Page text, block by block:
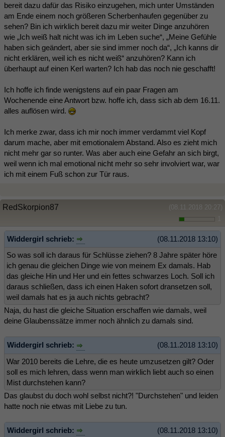
bereit dazu dafür das Risiko einzugehen, mich unter Umständen
am Ende einem noch größeren Scherbenhaufen gegenüber zu
sehen? Bin ich wirklich bereit dazu mir weiter Dinge anzuhören
wie „Ich weiß halt nicht was ich im Leben suche“, „Meine Gefühle
haben sich geändert, aber sie sind immer noch da“, „Ich kanns dir
nicht erklären, weil ich es nicht weiß“ anzuhören? Kann ich
überhaupt auf einen Kerl warten? Ich hab das noch nie geschafft!
Ich hoffe ich finde wenigstens auf ein paar Fragen am
Wochenende eine Antwort bzw. hoffe ich, dass sich ab dem 16.11.
alles auflösen wird.
Ich merke zwar, dass ich mir noch immer verdammt viel Kopf
darum mache, aber mit emotionalem Abstand. Also es zieht mich
nicht mehr gar so runter. Was aber auch eine Gefahr an sich birgt,
weil wenn ich mal emotional nicht mehr so sehr involviert war, war
ich mit einem Fuß schon zur Tür raus.
(08.11.2018 20:27)
RedSkorpion87
(08.11.2018 13:10)
Widdergirl schrieb:
So was soll ich daraus für Schlüsse ziehen? 8 Jahre später höre
ich genau die gleichen Dinge wie von meinem Ex damals. Hab
das gleiche Hin und Her und ein fettes schwarzes Loch. Soll ich
daraus schließen, dass ich einen Haken sofort dransetzen soll,
weil damals hat es ja auch nichts gebracht?
Naja, du hast die gleiche Situation erschaffen wie damals, weil
deine Glaubenssätze immer noch ähnlich zu damals sind.
(08.11.2018 13:10)
Widdergirl schrieb:
War 2010 bereits die Lehre, die es heute umzusetzen gilt? Oder
soll es mich lehren, dass wenn man wirklich liebt auch so einen
Mist durchstehen kann?
Das glaubst du doch wohl selbst nicht?! "Durchstehen" und leiden
hatte noch nie etwas mit Liebe zu tun.
(08.11.2018 13:10)
Widdergirl schrieb: